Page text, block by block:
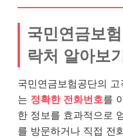
국민연금보
락처 알아보기
국민연금보험공단의
는 정확한 전화번호를
한 정보를 효과적으로
를 방문하거나 직접 전